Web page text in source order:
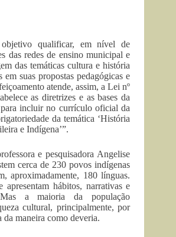
qualificar, em nível de
das redes de ensino municipal e
das temáticas cultura e história
em suas propostas pedagógicas e
atende, assim, a Lei nº
as diretrizes e as bases da
incluir no currículo oficial da
da temática ‘História
e Indígena’”.
e pesquisadora Angelise
cerca de 230 povos indígenas
aproximadamente, 180 línguas.
apresentam hábitos, narrativas e
a maioria da população
cultural, principalmente, por
da maneira como deveria.